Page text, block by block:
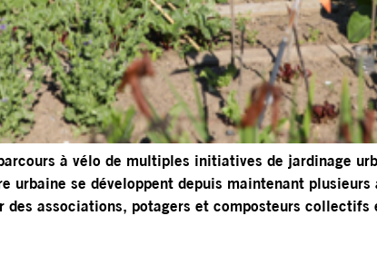
à vélo de multiples initiatives de jardinage
urbaine se développent depuis maintenant
associations, potagers et composteurs